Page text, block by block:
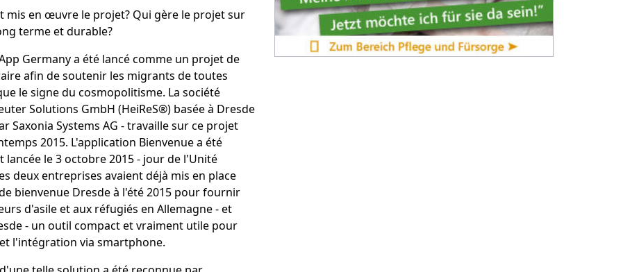
mis en œuvre le projet? Qui gère le projet sur
terme et durable?
Germany a été lancé comme un projet de
afin de soutenir les migrants de toutes
le signe du cosmopolitisme. La société
Solutions GmbH (HeiReS®) basée à Dresde
Saxonia Systems AG - travaille sur ce projet
2015. L'application Bienvenue a été
lancée le 3 octobre 2015 - jour de l'Unité
deux entreprises avaient déjà mis en place
bienvenue Dresde à l'été 2015 pour fournir
d'asile et aux réfugiés en Allemagne - et
- un outil compact et vraiment utile pour
l'intégration via smartphone.